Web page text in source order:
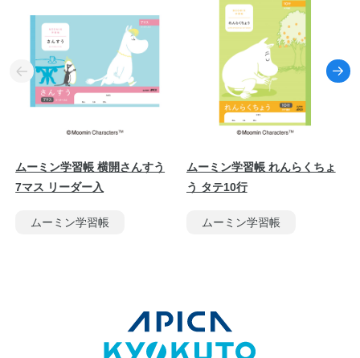
ムーミン学習帳 横開さんすう
7マス リーダー入
ムーミン学習帳
ムーミン学習帳 れんらくちょ
う タテ10行
ムーミン学習帳